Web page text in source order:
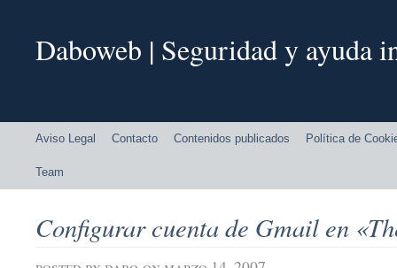
Daboweb | Seguridad y ayuda
Aviso Legal Contacto Contenidos publicados Política de
Team
Configurar cuenta de Gmail en